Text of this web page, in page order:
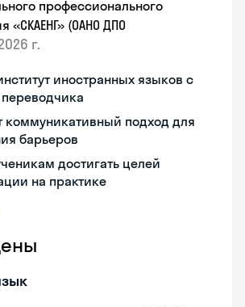
профессионального
«СКАЕНГ» (ОАНО ДПО
г.
иностранных языков с
коммуникативный подход для
барьеров
достигать целей
на практике